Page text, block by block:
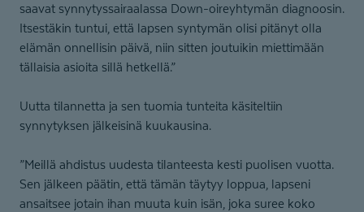
saavat synnytyssairaalassa Down-oireyhtymän diagnoosin.
Itsestäkin tuntui, että lapsen syntymän olisi pitänyt olla
elämän onnellisin päivä, niin sitten joutuikin miettimään
tällaisia asioita sillä hetkellä.”
Uutta tilannetta ja sen tuomia tunteita käsiteltiin
synnytyksen jälkeisinä kuukausina.
”Meillä ahdistus uudesta tilanteesta kesti puolisen vuotta.
Sen jälkeen päätin, että tämän täytyy loppua, lapseni
ansaitsee jotain ihan muuta kuin isän, joka suree koko